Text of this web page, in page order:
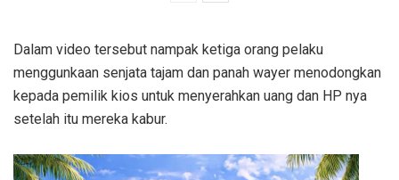
Dalam video tersebut nampak ketiga orang pelaku
menggunkaan senjata tajam dan panah wayer menodongkan
kepada pemilik kios untuk menyerahkan uang dan HP nya
setelah itu mereka kabur.